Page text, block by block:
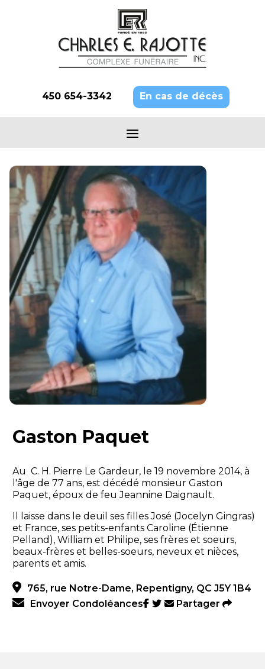
450 654-3342 En cas de décès
Gaston Paquet
Au C. H. Pierre Le Gardeur, le 19 novembre 2014, à
l'âge de 77 ans, est décédé monsieur Gaston
Paquet, époux de feu Jeannine Daignault.
Il laisse dans le deuil ses filles José (Jocelyn Gingras)
et France, ses petits-enfants Caroline (Étienne
Pelland), William et Philipe, ses frères et soeurs,
beaux-frères et belles-soeurs, neveux et nièces,
parents et amis.
765, rue Notre-Dame, Repentigny, QC J5Y 1B4
Envoyer Condoléances
Partager